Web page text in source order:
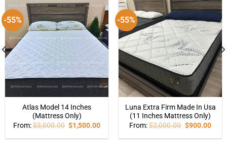
-55%
Atlas Model 14 Inches
(Mattress Only)
From:$3,000.00 $1,500.00
-55%
Luna Extra Firm Made In Usa
(11 Inches Mattress Only)
From: $2,000.00 $900.00